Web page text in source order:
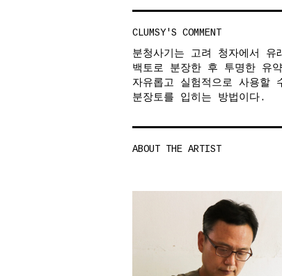
CLUMSY'S COMMENT
분청사기는 고려 청자에서
백토로 분장한 후 투명한 유
자유롭고 실험적으로 사용할
분장토를 입히는 방법이다.
ABOUT THE ARTIST